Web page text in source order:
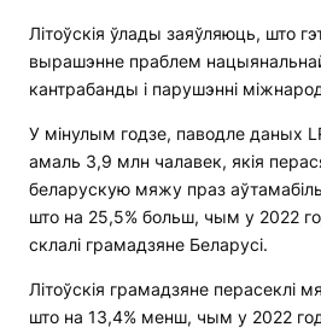
Літоўскія ўлады заяўляюць, што
вырашэнне праблем
кантрабанды і парушэнні
У мінулым годзе, паводле даных
амаль 3,9 млн чалавек, якія
беларускую мяжу праз
што на 25,5% больш, чым у 2022
склалі грамадзяне Беларусі.
Літоўскія грамадзяне перасеклі
што на 13,4% менш, чым у 2022